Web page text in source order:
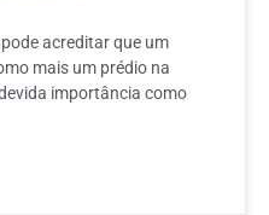
acreditar que um
mais um prédio na
importância como